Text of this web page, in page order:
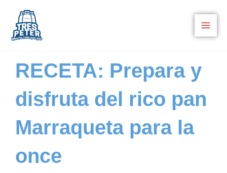
contenido
RECETA: Prepara y
disfruta del rico pan
Marraqueta para la
once